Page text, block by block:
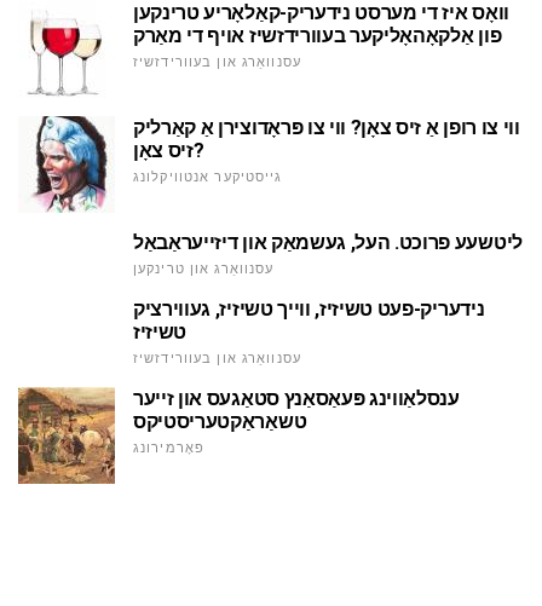
וואָס איז די מערסט נידעריק-קאַלאָריע טרינקען
פון אַלקאָהאָליקער בעוורידזשיז אויף די מאַרק
עסנוואַרג און בעוורידזשיז
ווי צו רופן אַ זיס צאָן? ווי צו פּראָדוצירן אַ קאַרליק
זיס צאָן?
גייסטיקער אנטוויקלונג
ליטשעע פרוכט. העל, געשמאַק און דיזייעראַבאַל
עסנוואַרג און טרינקען
נידעריק-פעט טשיזיז, ווייך טשיזיז, געווירציק
טשיזיז
עסנוואַרג און בעוורידזשיז
ענסלאַווינג פּעאַסאַנץ סטאַגעס און זייער
טשאַראַקטעריסטיקס
פאָרמירונג